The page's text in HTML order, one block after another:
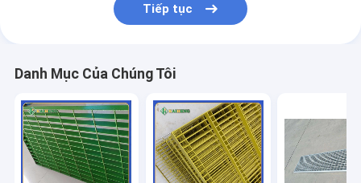
Tiếp tục
Danh Mục Của Chúng Tôi